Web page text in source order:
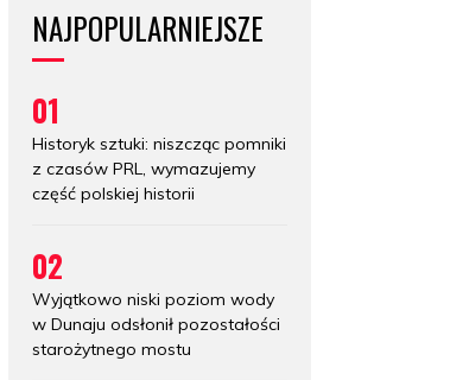
NAJPOPULARNIEJSZE
01
Historyk sztuki: niszcząc pomniki
z czasów PRL, wymazujemy
część polskiej historii
02
Wyjątkowo niski poziom wody
w Dunaju odsłonił pozostałości
starożytnego mostu